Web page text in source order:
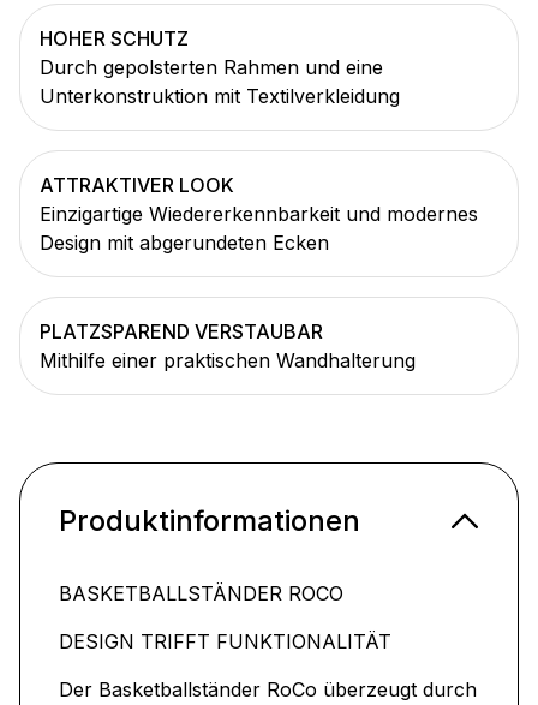
HOHER SCHUTZ
Durch gepolsterten Rahmen und eine
Unterkonstruktion mit Textilverkleidung
ATTRAKTIVER LOOK
Einzigartige Wiedererkennbarkeit und modernes
Design mit abgerundeten Ecken
PLATZSPAREND VERSTAUBAR
Mithilfe einer praktischen Wandhalterung
Produktinformationen
BASKETBALLSTÄNDER ROCO
DESIGN TRIFFT FUNKTIONALITÄT
Der Basketballständer RoCo überzeugt durch